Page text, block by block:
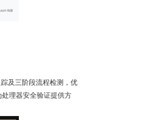
及三阶段流程检测，优
理器安全验证提供方